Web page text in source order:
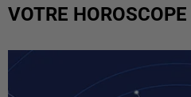
VOTRE HOROSCOPE